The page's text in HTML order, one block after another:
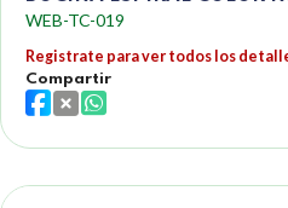
WEB-TC-019
Registrate para ver todos los
Compartir